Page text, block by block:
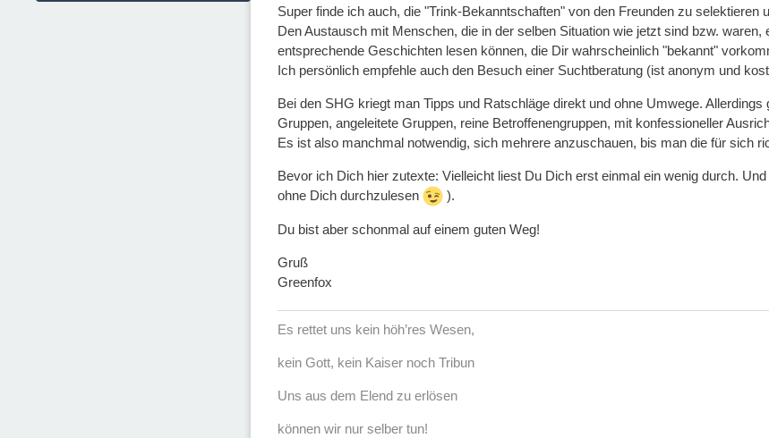
Super finde ich auch, die "Trink-Bekanntschaften" von den Freunden zu selektieren
Den Austausch mit Menschen, die in der selben Situation wie jetzt sind bzw.
entsprechende Geschichten lesen können, die Dir wahrscheinlich "bekannt"
Ich persönlich empfehle auch den Besuch einer Suchtberatung (ist anonym und
Bei den SHG kriegt man Tipps und Ratschläge direkt und ohne Umwege.
Gruppen, angeleitete Gruppen, reine Betroffenengruppen, mit konfessioneller
Es ist also manchmal notwendig, sich mehrere anzuschauen, bis man die für sich
Bevor ich Dich hier zutexte: Vielleicht liest Du Dich erst einmal ein wenig durch.
ohne Dich durchzulesen
).
Du bist aber schonmal auf einem guten Weg!
Gruß
Greenfox
Es rettet uns kein höh’res Wesen,
kein Gott, kein Kaiser noch Tribun
Uns aus dem Elend zu erlösen
können wir nur selber tun!